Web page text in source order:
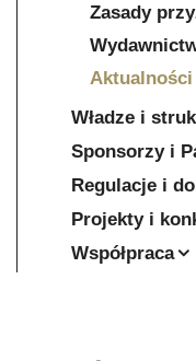
Zasady
Aktualności
Władze i
Sponsorzy i
Regulacje i
Projekty i
Współpraca